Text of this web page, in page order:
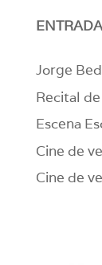
Jorge
Recital
Escena
Cine de
Cine de